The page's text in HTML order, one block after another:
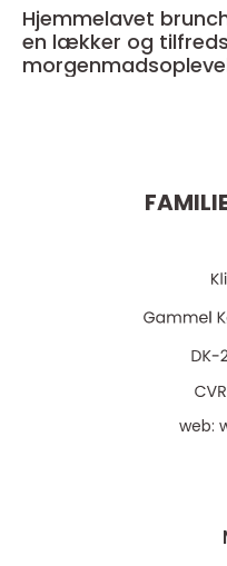
Hjemmelavet brunch Den ultimative guide
en lækker og
web: